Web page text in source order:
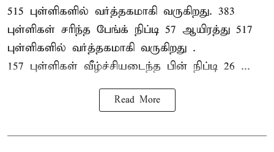
515 புள்ளிகளில் வர்த்தகமாகி வருகிறது. 383
புள்ளிகள் சரிந்த பேங்க் நிப்டி 57 ஆயிரத்து 517
புள்ளிகளில் வர்த்தகமாகி வருகிறது .
157 புள்ளிகள் வீழ்ச்சியடைந்த பின் நிப்டி 26 ...
Read More